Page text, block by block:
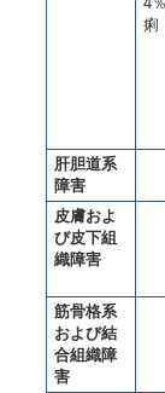
痢
肝胆道系
障害
皮膚およ
び皮下組
織障害
筋骨格系
および結
合組織障
害